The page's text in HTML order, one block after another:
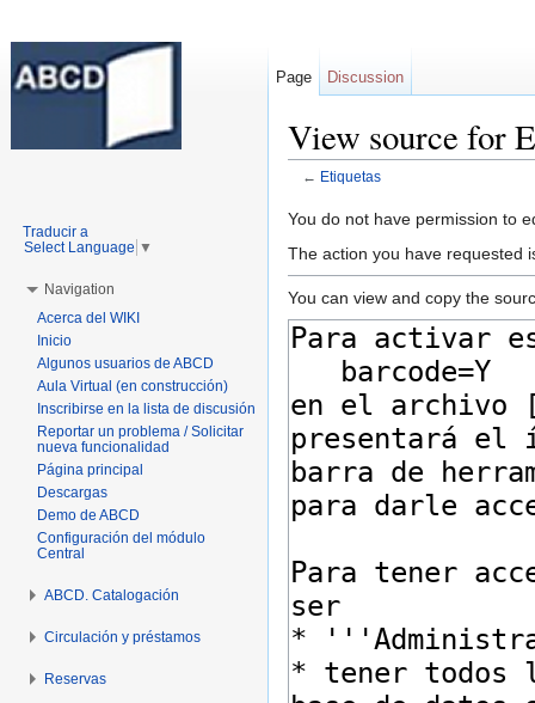
View source for
← Etiquetas
You do not have permission to
The action you have requested
You can view and copy the
Page Discussion
Traducir a
Select Language ▼
Navigation
Acerca del WIKI
Inicio
Algunos usuarios de ABCD
Aula Virtual (en construcción)
Inscribirse en la lista de discusión
Reportar un problema / Solicitar
nueva funcionalidad
Página principal
Descargas
Demo de ABCD
Configuración del módulo
Central
ABCD. Catalogación
Circulación y préstamos
Reservas